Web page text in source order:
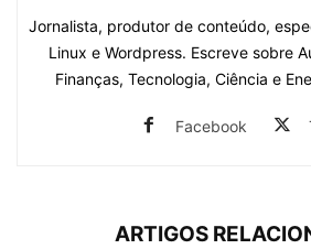
Jornalista, produtor de conteúdo,
Linux e Wordpress. Escreve sobre
Finanças, Tecnologia, Ciência e
Facebook
ARTIGOS